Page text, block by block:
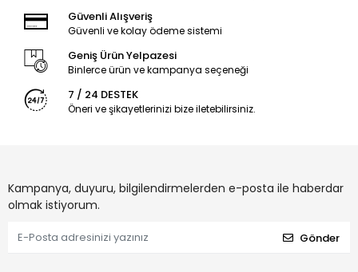
Güvenli Alışveriş
Güvenli ve kolay ödeme sistemi
Geniş Ürün Yelpazesi
Binlerce ürün ve kampanya seçeneği
7 / 24 DESTEK
Öneri ve şikayetlerinizi bize iletebilirsiniz.
Kampanya, duyuru, bilgilendirmelerden e-posta ile haberdar
olmak istiyorum.
Gönder